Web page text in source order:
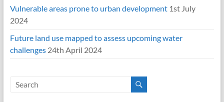
Vulnerable areas prone to urban development 1st July
2024
Future land use mapped to assess upcoming water
challenges 24th April 2024